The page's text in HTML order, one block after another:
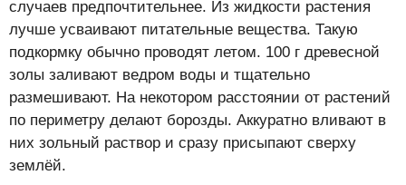
случаев предпочтительнее. Из жидкости растения
лучше усваивают питательные вещества. Такую
подкормку обычно проводят летом. 100 г древесной
золы заливают ведром воды и тщательно
размешивают. На некотором расстоянии от растений
по периметру делают борозды. Аккуратно вливают в
них зольный раствор и сразу присыпают сверху
землёй.